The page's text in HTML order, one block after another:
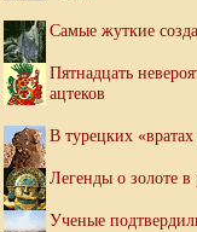
Самые жуткие
Пятнадцать
ацтеков
В турецких
Легенды о золоте
Ученые